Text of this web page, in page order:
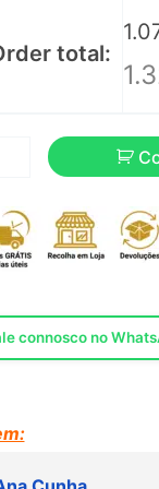
total:
connosco no